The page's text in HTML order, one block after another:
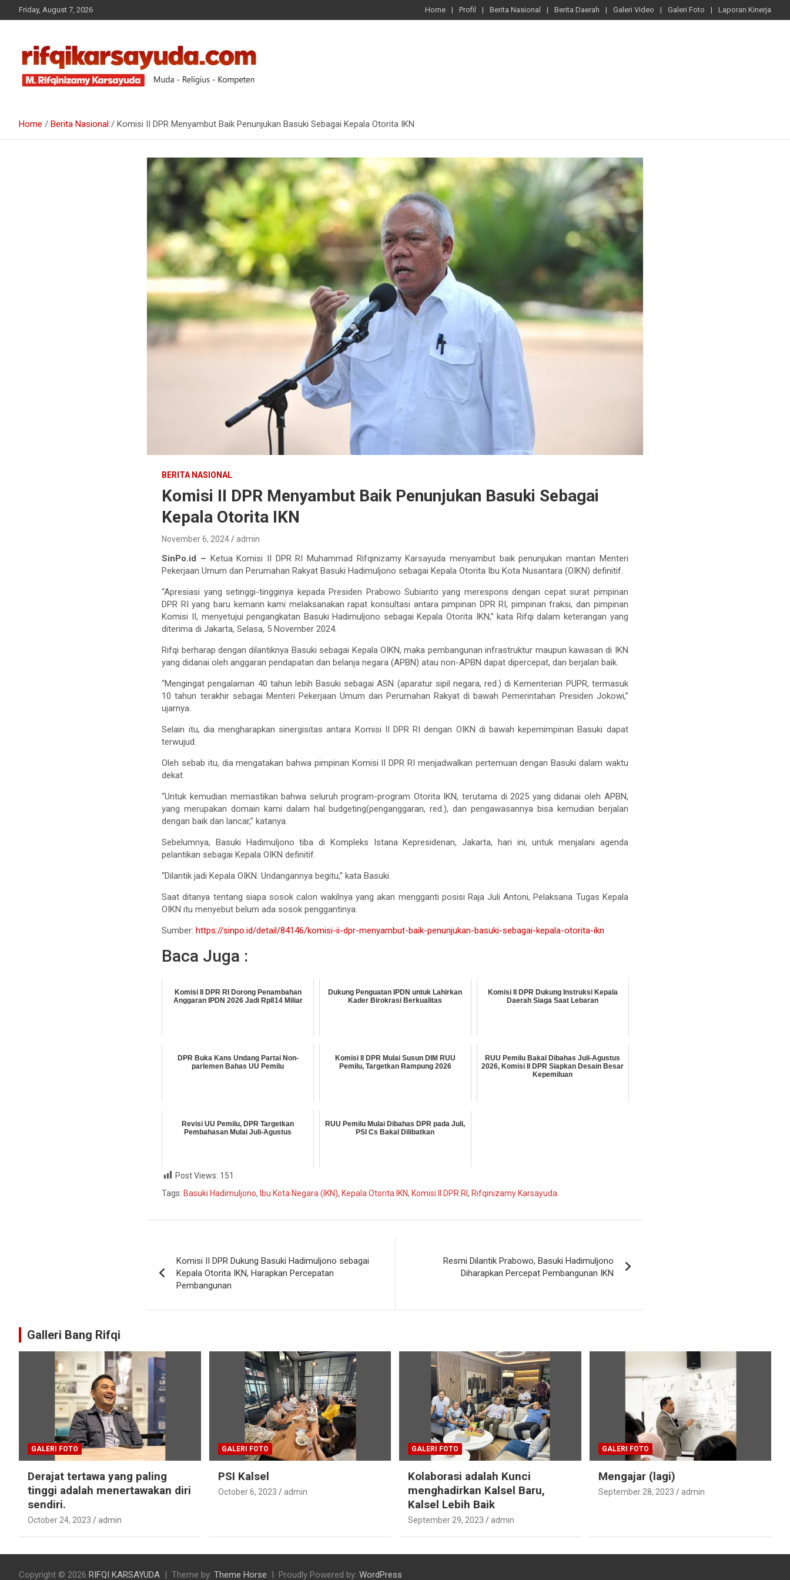
Friday, August 7, 2026 Home Profil Berita Nasional Berita Daerah Galeri Video Galeri Foto Laporan Kinerja
Home Berita Nasional Komisi II DPR Menyambut Baik Penunjukan Basuki Sebagai Kepala Otorita IKN
BERITA NASIONAL
Komisi II DPR Menyambut Baik Penunjukan Basuki Sebagai
Kepala Otorita IKN
November 6, 2024 admin
SinPo.id – Ketua Komisi II DPR RI Muhammad Rifqinizamy Karsayuda menyambut baik penunjukan mantan Menteri
Pekerjaan Umum dan Perumahan Rakyat Basuki Hadimuljono sebagai Kepala Otorita Ibu Kota Nusantara (OIKN) definitif.
“Apresiasi yang setinggi-tingginya kepada Presiden Prabowo Subianto yang merespons dengan cepat surat pimpinan
DPR RI yang baru kemarin kami melaksanakan rapat konsultasi antara pimpinan DPR RI, pimpinan fraksi, dan pimpinan
Komisi II, menyetujui pengangkatan Basuki Hadimuljono sebagai Kepala Otorita IKN,” kata Rifqi dalam keterangan yang
diterima di Jakarta, Selasa, 5 November 2024.
Rifqi berharap dengan dilantiknya Basuki sebagai Kepala OIKN, maka pembangunan infrastruktur maupun kawasan di IKN
yang didanai oleh anggaran pendapatan dan belanja negara (APBN) atau non-APBN dapat dipercepat, dan berjalan baik.
“Mengingat pengalaman 40 tahun lebih Basuki sebagai ASN (aparatur sipil negara, red.) di Kementerian PUPR, termasuk
10 tahun terakhir sebagai Menteri Pekerjaan Umum dan Perumahan Rakyat di bawah Pemerintahan Presiden Jokowi,”
ujarnya.
Selain itu, dia mengharapkan sinergisitas antara Komisi II DPR RI dengan OIKN di bawah kepemimpinan Basuki dapat
terwujud.
Oleh sebab itu, dia mengatakan bahwa pimpinan Komisi II DPR RI menjadwalkan pertemuan dengan Basuki dalam waktu
dekat.
“Untuk kemudian memastikan bahwa seluruh program-program Otorita IKN, terutama di 2025 yang didanai oleh APBN,
yang merupakan domain kami dalam hal budgeting(penganggaran, red.), dan pengawasannya bisa kemudian berjalan
dengan baik dan lancar,” katanya.
Sebelumnya, Basuki Hadimuljono tiba di Kompleks Istana Kepresidenan, Jakarta, hari ini, untuk menjalani agenda
pelantikan sebagai Kepala OIKN definitif.
“Dilantik jadi Kepala OIKN. Undangannya begitu,” kata Basuki.
Saat ditanya tentang siapa sosok calon wakilnya yang akan mengganti posisi Raja Juli Antoni, Pelaksana Tugas Kepala
OIKN itu menyebut belum ada sosok penggantinya.
Sumber:https://sinpo.id/detail/84146/komisi-ii-dpr-menyambut-baik-penunjukan-basuki-sebagai-kepala-otorita-ikn
Baca Juga :
Komisi II DPR RI Dorong Penambahan
Anggaran IPDN 2026 Jadi Rp814 Miliar
Dukung Penguatan IPDN untuk Lahirkan
Kader Birokrasi Berkualitas
Komisi II DPR Dukung Instruksi Kepala
Daerah Siaga Saat Lebaran
DPR Buka Kans Undang Partai Non-
parlemen Bahas UU Pemilu
Komisi II DPR Mulai Susun DIM RUU
Pemilu, Targetkan Rampung 2026
RUU Pemilu Bakal Dibahas Juli-Agustus
2026, Komisi II DPR Siapkan Desain Besar
Kepemiluan
Revisi UU Pemilu, DPR Targetkan
Pembahasan Mulai Juli-Agustus
RUU Pemilu Mulai Dibahas DPR pada Juli,
PSI Cs Bakal Dilibatkan
Post Views: 151
Tags: Basuki Hadimuljono, Ibu Kota Negara (IKN), Kepala Otorita IKN, Komisi II DPR RI, Rifqinizamy Karsayuda
Komisi II DPR Dukung Basuki Hadimuljono sebagai
Kepala Otorita IKN, Harapkan Percepatan
Pembangunan
Resmi Dilantik Prabowo, Basuki Hadimuljono
Diharapkan Percepat Pembangunan IKN
Galleri Bang Rifqi
GALERI FOTO
Derajat tertawa yang paling
tinggi adalah menertawakan diri
sendiri.
October 24, 2023 admin
GALERI FOTO
PSI Kalsel
October 6, 2023 admin
GALERI FOTO
Kolaborasi adalah Kunci
menghadirkan Kalsel Baru,
Kalsel Lebih Baik
September 29, 2023 admin
GALERI FOTO
Mengajar (lagi)
September 28, 2023 admin
Copyright © 2026 RIFQI KARSAYUDA Theme by: Theme Horse Proudly Powered by: WordPress